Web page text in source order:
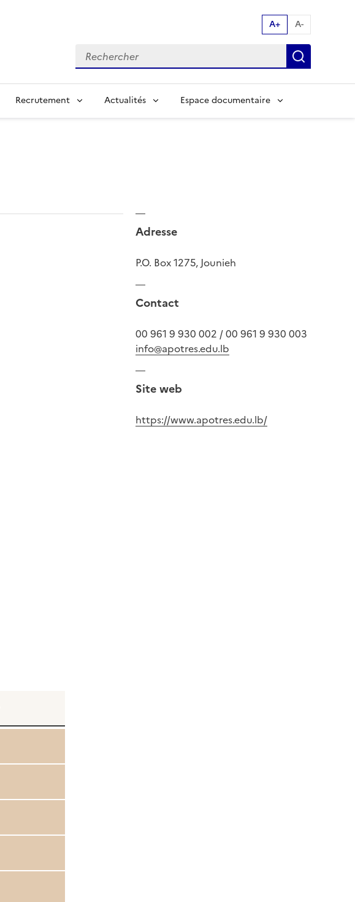
A+ A-
Recherche par mot clés:
Recrutement Actualités Espace documentaire
Adresse
P.O. Box 1275, Jounieh
Contact
00 961 9 930 002 / 00 961 9 930 003
info@apotres.edu.lb
Site web
https://www.apotres.edu.lb/